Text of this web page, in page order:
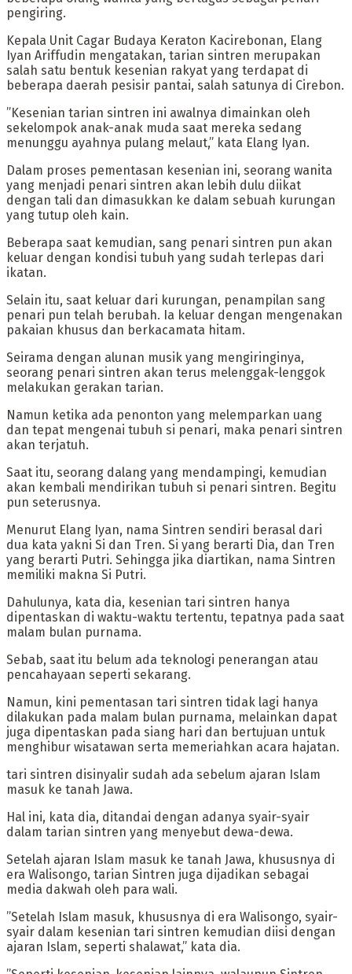
pengiring.
‎Kepala Unit Cagar Budaya Keraton Kacirebonan, Elang
Iyan Ariffudin mengatakan, tarian sintren merupakan
salah satu bentuk kesenian rakyat yang terdapat di
beberapa daerah pesisir pantai, salah satunya di Cirebon.
‎”Kesenian tarian sintren ini awalnya dimainkan oleh
sekelompok anak-anak muda saat mereka sedang
menunggu ayahnya pulang melaut,” kata Elang Iyan.
‎Dalam proses pementasan kesenian ini, seorang wanita
yang menjadi penari sintren akan lebih dulu diikat
dengan tali dan dimasukkan ke dalam sebuah kurungan
yang tutup oleh kain.
‎Beberapa saat kemudian, sang penari sintren pun akan
keluar dengan kondisi tubuh yang sudah terlepas dari
ikatan.
Selain itu, saat keluar dari kurungan, penampilan sang
penari pun telah berubah. Ia keluar dengan mengenakan
pakaian khusus dan berkacamata hitam.
‎Seirama dengan alunan musik yang mengiringinya,
seorang penari sintren akan terus melenggak-lenggok
melakukan gerakan tarian.
Namun ketika ada penonton yang melemparkan uang
dan tepat mengenai tubuh si penari, maka penari sintren
akan terjatuh.
‎Saat itu, seorang dalang yang mendampingi, kemudian
akan kembali mendirikan tubuh si penari sintren. Begitu
pun seterusnya.
‎Menurut Elang Iyan, nama Sintren sendiri berasal dari
dua kata yakni Si dan Tren. Si yang berarti Dia, dan Tren
yang berarti Putri. Sehingga jika diartikan, nama Sintren
memiliki makna Si Putri.
‎Dahulunya, kata dia, kesenian tari sintren hanya
dipentaskan di waktu-waktu tertentu, tepatnya pada saat
malam bulan purnama.
Sebab, saat itu belum ada teknologi penerangan atau
pencahayaan seperti sekarang.
‎Namun, kini pementasan tari sintren tidak lagi hanya
dilakukan pada malam bulan purnama, melainkan dapat
juga dipentaskan pada siang hari dan bertujuan untuk
menghibur wisatawan serta memeriahkan acara hajatan.
‎tari sintren disinyalir sudah ada sebelum ajaran Islam
masuk ke tanah Jawa.
Hal ini, kata dia, ditandai dengan adanya syair-syair
dalam tarian sintren yang menyebut dewa-dewa.
‎Setelah ajaran Islam masuk ke tanah Jawa, khususnya di
era Walisongo, tarian Sintren juga dijadikan sebagai
media dakwah oleh para wali.
‎”Setelah Islam masuk, khususnya di era Walisongo, syair-
syair dalam kesenian tari sintren kemudian diisi dengan
ajaran Islam, seperti shalawat,” kata dia.